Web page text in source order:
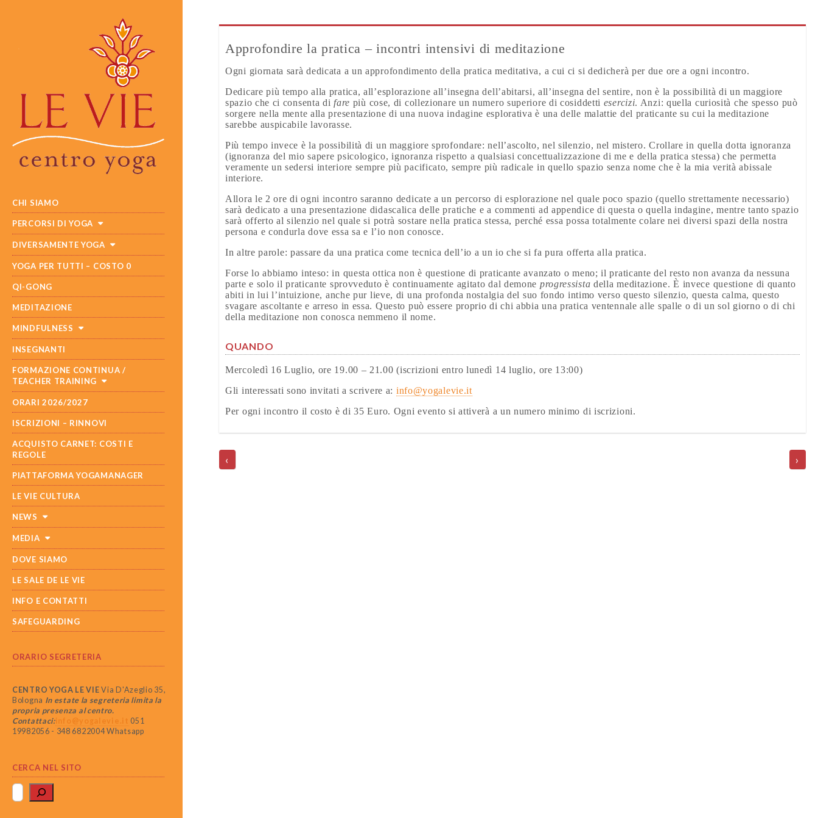
MENU
TO
CONTENT
CHI SIAMO
PERCORSI DI YOGA
DIVERSAMENTE YOGA
YOGA PER TUTTI – COSTO 0
QI-GONG
MEDITAZIONE
MINDFULNESS
INSEGNANTI
FORMAZIONE CONTINUA /
TEACHER TRAINING
ORARI 2026/2027
ISCRIZIONI – RINNOVI
ACQUISTO CARNET: COSTI E
REGOLE
PIATTAFORMA YOGAMANAGER
LE VIE CULTURA
NEWS
MEDIA
DOVE SIAMO
LE SALE DE LE VIE
INFO E CONTATTI
SAFEGUARDING
ORARIO SEGRETERIA
CENTRO YOGA LE VIE Via D'Azeglio 35,
Bologna In estate la segreteria limita la
propria presenza al centro.
Contattaci:info@yogalevie.it
051
19982056 - 348 6822004 Whatsapp
CERCA NEL SITO
Approfondire la pratica – incontri intensivi di meditazione
Ogni giornata sarà dedicata a un approfondimento della pratica meditativa, a cui ci si dedicherà per due ore a ogni incontro.
Dedicare più tempo alla pratica, all’esplorazione all’insegna dell’abitarsi, all’insegna del sentire, non è la possibilità di un maggiore
spazio che ci consenta di fare più cose, di collezionare un numero superiore di cosiddetti esercizi. Anzi: quella curiosità che spesso può
sorgere nella mente alla presentazione di una nuova indagine esplorativa è una delle malattie del praticante su cui la meditazione
sarebbe auspicabile lavorasse.
Più tempo invece è la possibilità di un maggiore sprofondare: nell’ascolto, nel silenzio, nel mistero. Crollare in quella dotta ignoranza
(ignoranza del mio sapere psicologico, ignoranza rispetto a qualsiasi concettualizzazione di me e della pratica stessa) che permetta
veramente un sedersi interiore sempre più pacificato, sempre più radicale in quello spazio senza nome che è la mia verità abissale
interiore.
Allora le 2 ore di ogni incontro saranno dedicate a un percorso di esplorazione nel quale poco spazio (quello strettamente necessario)
sarà dedicato a una presentazione didascalica delle pratiche e a commenti ad appendice di questa o quella indagine, mentre tanto spazio
sarà offerto al silenzio nel quale si potrà sostare nella pratica stessa, perché essa possa totalmente colare nei diversi spazi della nostra
persona e condurla dove essa sa e l’io non conosce.
In altre parole: passare da una pratica come tecnica dell’io a un io che si fa pura offerta alla pratica.
Forse lo abbiamo inteso: in questa ottica non è questione di praticante avanzato o meno; il praticante del resto non avanza da nessuna
parte e solo il praticante sprovveduto è continuamente agitato dal demone progressista della meditazione. È invece questione di quanto
abiti in lui l’intuizione, anche pur lieve, di una profonda nostalgia del suo fondo intimo verso questo silenzio, questa calma, questo
svagare ascoltante e arreso in essa. Questo può essere proprio di chi abbia una pratica ventennale alle spalle o di un sol giorno o di chi
della meditazione non conosca nemmeno il nome.
QUANDO
Mercoledì 16 Luglio, ore 19.00 – 21.00 (iscrizioni entro lunedì 14 luglio, ore 13:00)
Gli interessati sono invitati a scrivere a: info@yogalevie.it
Per ogni incontro il costo è di 35 Euro. Ogni evento si attiverà a un numero minimo di iscrizioni.
NAVIGATION
‹ ›